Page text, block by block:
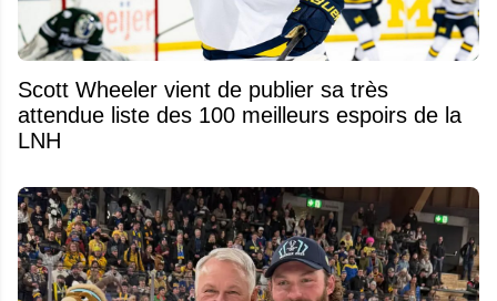
Scott Wheeler vient de publier sa très
attendue liste des 100 meilleurs espoirs de la
LNH